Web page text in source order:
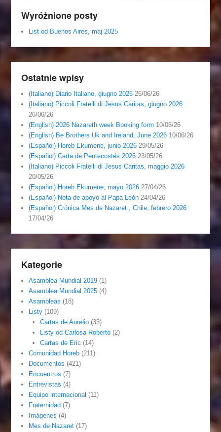
Wyróżnione posty
List od Buenos Aires, maj 2025
Ostatnie wpisy
(Italiano) Diario Italiano, giugno 2026 26/06/26
(Italiano) Piccoli Fratelli di Jesus Caritas, giugno 2026
26/06/26
(English) 2026 Nazareth week Booking form 10/06/26
(English) Be Brothers Uk and Ireland, June 2026 10/06/26
(Español) Horeb Ekumene, junio 2026 29/05/26
(Español) Carta de Pentecostés 2026 23/05/26
(Italiano) Piccoli Fratelli di Jesus Caritas, maggio 2026
20/05/26
(Español) Horeb Ekumene, mayo 2026 27/04/26
(Español) Nota de apoyo al Papa León 24/04/26
(Español) Crónica Mes de Nazaret , Chile, febrero 2026
17/04/26
Kategorie
Asamblea Mundial 2019 (1)
Asamblea Mundial 2025 (4)
Asambleas (18)
Listy (109)
Cartas de Aurelio(33)
Listy od Carlosa Roberto(2)
Cartas de Eric (14)
Comunidad Horeb (211)
Documentos (421)
Encuentros (7)
Entrevistas (4)
Equipo internacional (11)
Fraternidad (7)
Imágenes (4)
Mes de Nazaret (17)